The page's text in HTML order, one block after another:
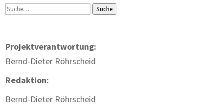
Suche Suche
Projektverantwortung:
Bernd-Dieter Röhrscheid
Redaktion:
Bernd-Dieter Röhrscheid